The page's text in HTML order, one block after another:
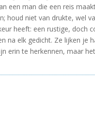
een man die een reis
houd niet van drukte, wel
heeft: een rustige, doch
na elk gedicht. Ze lijken je
erin te herkennen, maar